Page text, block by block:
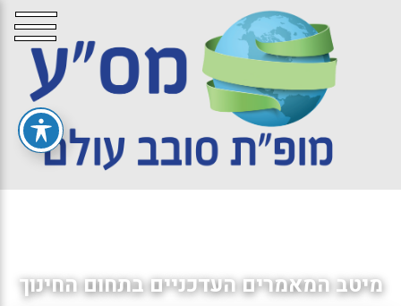
מיטב המאמרים העדכניים בתחום החינוך